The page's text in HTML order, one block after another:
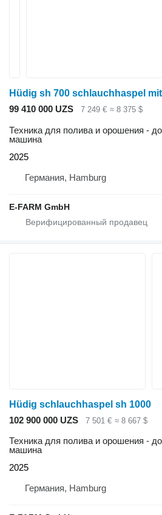
Hüdig sh 700 schlauchhaspel
99 410 000 UZS
7 249 € ≈ 8 375 $
Техника для полива и орошения -
машина
2025
Германия, Hamburg
E-FARM GmbH
Hüdig schlauchhaspel sh 1000
102 900 000 UZS
7 501 € ≈ 8 667 $
Техника для полива и орошения -
машина
2025
Германия, Hamburg